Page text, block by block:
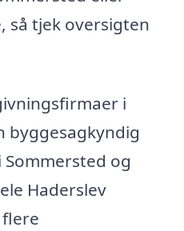
så tjek oversigten
i
byggesagkyndig
og
Haderslev